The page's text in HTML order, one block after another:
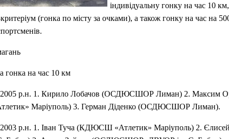
індивідуальну гонку на час 10
(гонка по місту за очками), а також гонку на час на
гонка на час 10 км
р.н. 1. Кирило Лобачов (ОСДЮСШОР Лиман) 2. Максим
Маріуполь) 3. Герман Діденко (ОСДЮСШОР Лиман).
р.н. 1. Іван Туча (КДЮСШ «Атлетик» Маріуполь) 2.